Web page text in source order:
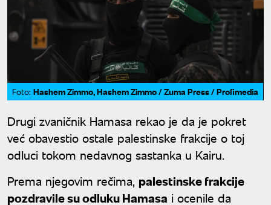
Foto: Hashem Zimmo, Hashem Zimmo / Zuma Press / Profimedia
Drugi zvaničnik Hamasa rekao je da je pokret
već obavestio ostale palestinske frakcije o toj
odluci tokom nedavnog sastanka u Kairu.
Prema njegovim rečima, palestinske frakcije
pozdravile su odluku Hamasa i ocenile da